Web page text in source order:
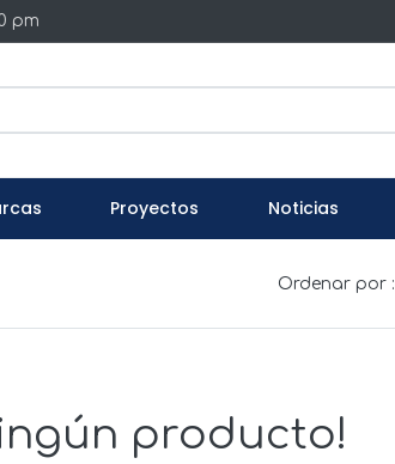
pm
Proyectos Noticias
Ordenar por :
producto!